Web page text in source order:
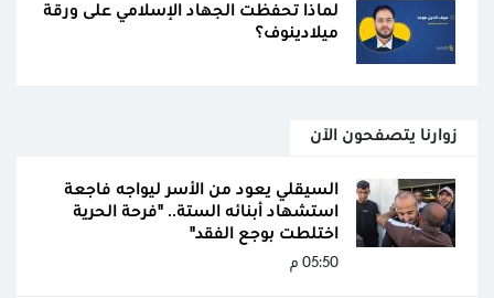
لماذا تحفظت الجهاد الإسلامي على ورقة
ميلادينوف؟
زوارنا يتصفحون الآن
السيقلي يعود من الأسر ليواجه فاجعة
استشهاد أبنائه الستة.. "فرحة الحرية
اختلطت بوجع الفقد"
05:50 م